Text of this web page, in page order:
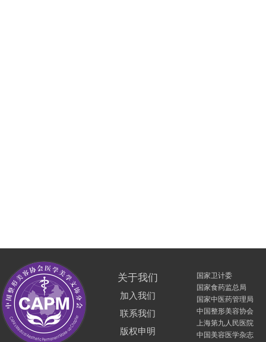
关于我们
加入我们
联系我们
版权申明
国家卫计委
国家食药监总局
国家中医药管理局
中国整形美容协会
上海第九人民医院
中国美容医学杂志